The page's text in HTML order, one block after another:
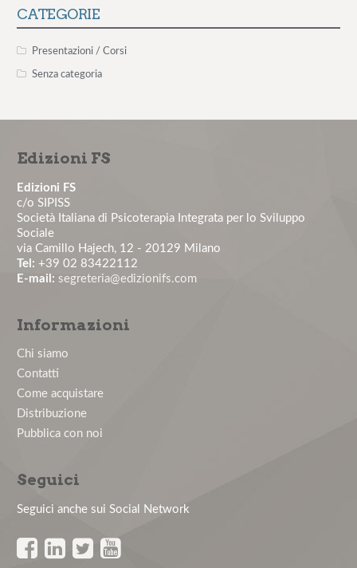
Consulenza Smoke Free per le aziende
Il colloquio motivazionale per il paziente non
La comunicazione medico-paziente: tecniche
La valutazione e la gestione del rischio stress lavoro-
Sciences
CATEGORIE
Presentazioni / Corsi
Senza categoria
Edizioni FS
Edizioni FS
c/o SIPISS
Società Italiana di Psicoterapia Integrata per lo Sviluppo
Sociale
via Camillo Hajech, 12 - 20129 Milano
Tel: +39 02 83422112
E-mail: segreteria@edizionifs.com
Informazioni
Chi siamo
Contatti
Come acquistare
Distribuzione
Pubblica con noi
Seguici
Seguici anche sui Social Network